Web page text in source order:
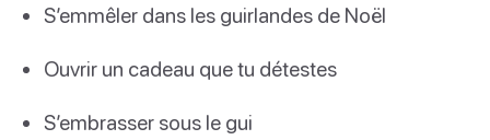
S’emmêler dans les guirlandes de Noël
Ouvrir un cadeau que tu détestes
S’embrasser sous le gui